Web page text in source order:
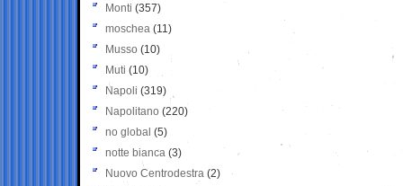
Monti (357)
moschea (11)
Musso (10)
Muti (10)
Napoli (319)
Napolitano (220)
no global (5)
notte bianca (3)
Nuovo Centrodestra (2)